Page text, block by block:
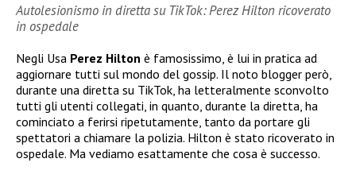
Autolesionismo in diretta su TikTok: Perez Hilton ricoverato
in ospedale
Negli Usa Perez Hilton è famosissimo, è lui in pratica ad
aggiornare tutti sul mondo del gossip. Il noto blogger però,
durante una diretta su TikTok, ha letteralmente sconvolto
tutti gli utenti collegati, in quanto, durante la diretta, ha
cominciato a ferirsi ripetutamente, tanto da portare gli
spettatori a chiamare la polizia. Hilton è stato ricoverato in
ospedale. Ma vediamo esattamente che cosa è successo.